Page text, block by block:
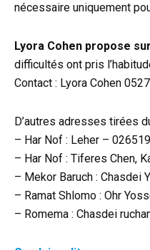
nécessaire uniquement
Lyora Cohen propose
difficultés ont pris
Contact : Lyora Cohen
D’autres adresses tirées
– Har Nof : Leher –
– Har Nof : Tiferes Chen,
– Mekor Baruch : Chasdei
– Ramat Shlomo : Ohr
– Romema : Chasdei